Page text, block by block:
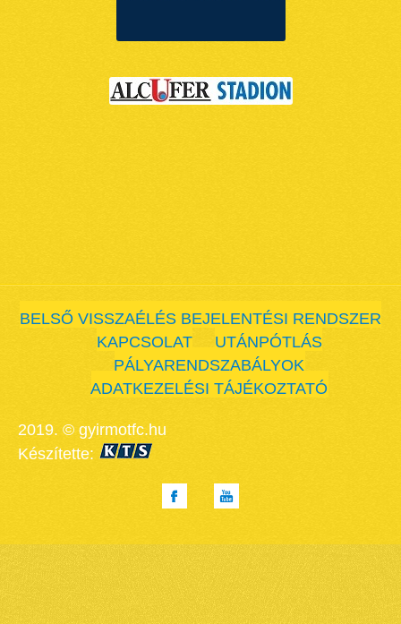
BELSŐ VISSZAÉLÉS BEJELENTÉSI RENDSZER
KAPCSOLAT
UTÁNPÓTLÁS
PÁLYARENDSZABÁLYOK
ADATKEZELÉSI TÁJÉKOZTATÓ
2019. © gyirmotfc.hu
Készítette: